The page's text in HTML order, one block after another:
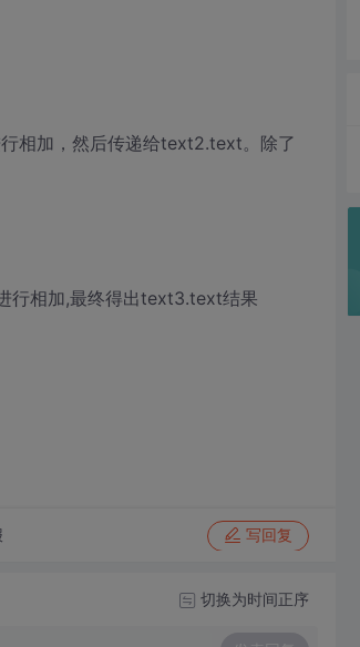
相加，然后传递给text2.text。除了
行相加,最终得出text3.text结果
写回复
切换为时间正序